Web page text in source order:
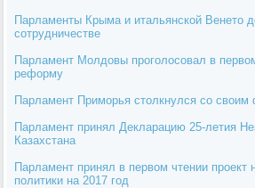
Парламенты Крыма и итальянской Венето
сотрудничестве
Парламент Молдовы проголосовал в
реформу
Парламент Приморья столкнулся со своим
Парламент принял Декларацию 25-летия
Казахстана
Парламент принял в первом чтении проект
политики на 2017 год